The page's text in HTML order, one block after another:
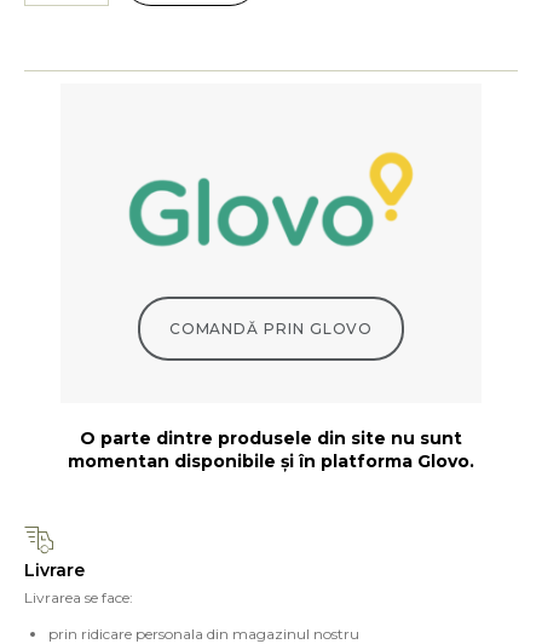
COMANDĂ PRIN GLOVO
O parte dintre produsele din site nu sunt
momentan disponibile și în platforma Glovo.
Livrare
Livrarea se face:
prin ridicare personala din magazinul nostru